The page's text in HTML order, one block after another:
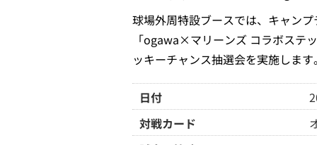
球場外周特設ブースでは、キャン
「ogawa×マリーンズ コラボステ
ッキーチャンス抽選会を実施しま
日付
対戦カード